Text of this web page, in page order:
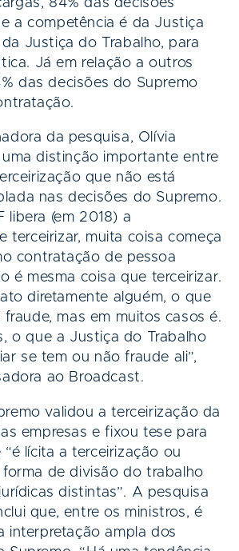
84% das decisões
a competência é da Justiça
Justiça do Trabalho, para
Já em relação a outros
das decisões do Supremo
da pesquisa, Olívia
uma distinção importante entre
que não está
nas decisões do Supremo.
libera (em 2018) a
terceirizar, muita coisa começa
contratação de pessoa
é mesma coisa que terceirizar.
diretamente alguém, o que
mas em muitos casos é.
o que a Justiça do Trabalho
se tem ou não fraude ali”,
ao Broadcast.
validou a terceirização da
empresas e fixou tese para
lícita a terceirização ou
de divisão do trabalho
distintas”. A pesquisa
que, entre os ministros, é
interpretação ampla dos